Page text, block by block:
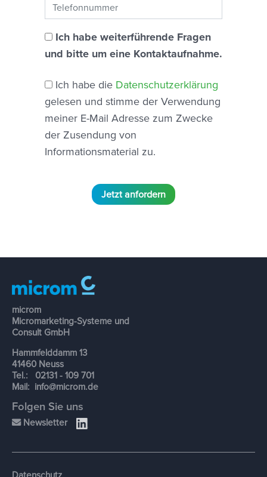
Ich habe weiterführende Fragen
und bitte um eine Kontaktaufnahme.
Ich habe die Datenschutzerklärung
gelesen und stimme der Verwendung
meiner E-Mail Adresse zum Zwecke
der Zusendung von
Informationsmaterial zu.
microm
Micromarketing-Systeme und
Consult GmbH
Hammfelddamm 13
41460 Neuss
Tel.: 02131 - 109 701
Mail: info@microm.de
Folgen Sie uns
Newsletter